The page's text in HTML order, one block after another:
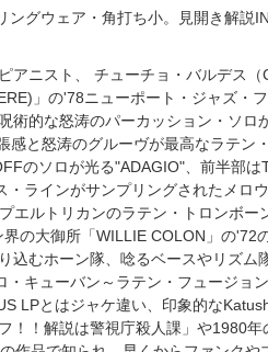
グウェア・角打ち小。見開き解説
アニスト、 チューチョ・バルデス
」の'78ニューポート・ジャズ・
術的な怒涛のパーカッション・ソ
感と怒涛のグルーヴが最高なラテン
のソロが光る"ADAGIO"、前半部
・ラインがサンプリングされたメロ
エルトリカンのラテン・トロンボー
の大御所「WILLIE COLON」の'72
込むホーン隊、唸るベースやリズ
・キューバン～ラテン・フュージョ
LPとはジャケ違い、印象的な
！！解説は警視庁殺人課」や1980